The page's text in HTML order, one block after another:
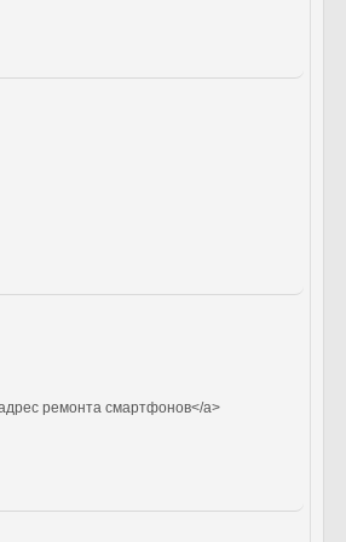
ремонта смартфонов</a>